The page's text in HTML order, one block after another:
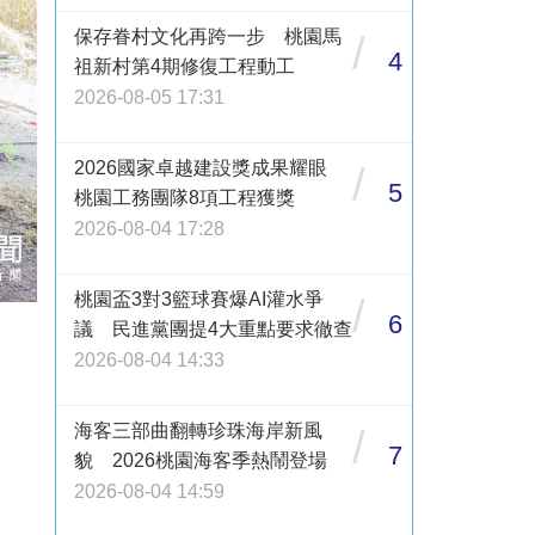
保存眷村文化再跨一步 桃園馬
祖新村第4期修復工程動工
2026-08-05 17:31
/ 4
2026國家卓越建設獎成果耀眼
桃園工務團隊8項工程獲獎
2026-08-04 17:28
/ 5
桃園盃3對3籃球賽爆AI灌水爭
議 民進黨團提4大重點要求徹查
2026-08-04 14:33
/ 6
海客三部曲翻轉珍珠海岸新風
貌 2026桃園海客季熱鬧登場
2026-08-04 14:59
/ 7